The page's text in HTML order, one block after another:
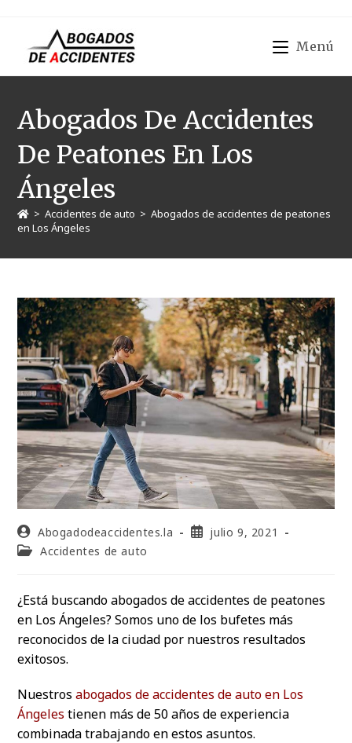
Menú
Abogados De Accidentes
De Peatones En Los
Ángeles
> Accidentes de auto > Abogados de accidentes de peatones
en Los Ángeles
Abogadodeaccidentes.la
julio 9, 2021
Accidentes de auto
¿Está buscando abogados de accidentes de peatones
en Los Ángeles? Somos uno de los bufetes más
reconocidos de la ciudad por nuestros resultados
exitosos.
Nuestrosabogados de accidentes de auto en Los
Ángeles tienen más de 50 años de experiencia
combinada trabajando en estos asuntos.